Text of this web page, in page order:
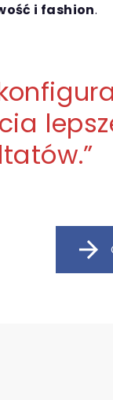
i fashion.
”
arrow_forward